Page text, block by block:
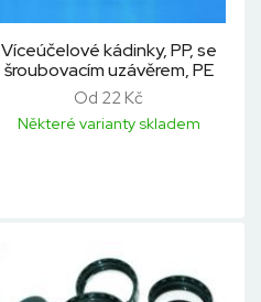
Víceúčelové kádinky, PP, se
šroubovacím uzávěrem, PE
Od 22 Kč
Některé varianty skladem